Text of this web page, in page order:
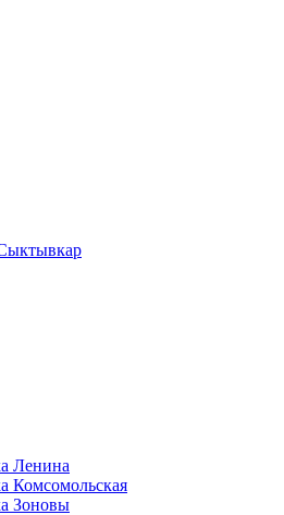
Ленина
Комсомольская
Зоновы